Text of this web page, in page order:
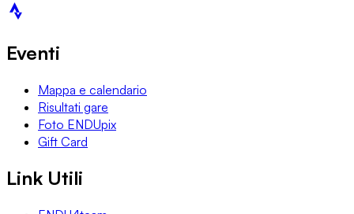
Eventi
Mappa e calendario
Risultati gare
Foto ENDUpix
Gift Card
Link Utili